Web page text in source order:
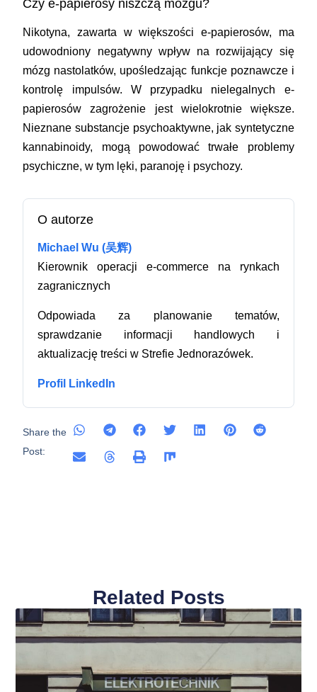
Czy e-papierosy niszczą mózgu?
Nikotyna, zawarta w większości e-papierosów, ma
udowodniony negatywny wpływ na rozwijający się
mózg nastolatków, upośledzając funkcje poznawcze i
kontrolę impulsów. W przypadku nielegalnych e-
papierosów zagrożenie jest wielokrotnie większe.
Nieznane substancje psychoaktywne, jak syntetyczne
kannabinoidy, mogą powodować trwałe problemy
psychiczne, w tym lęki, paranoję i psychozy.
O autorze
Michael Wu (吴辉)
Kierownik operacji e-commerce na rynkach
zagranicznych
Odpowiada za planowanie tematów,
sprawdzanie informacji handlowych i
aktualizację treści w Strefie Jednorazówek.
Profil LinkedIn
Share the
Post:
Related Posts